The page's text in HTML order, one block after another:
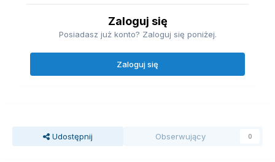
Zaloguj się
Posiadasz już konto? Zaloguj się poniżej.
Zaloguj się
Udostępnij Obserwujący 0